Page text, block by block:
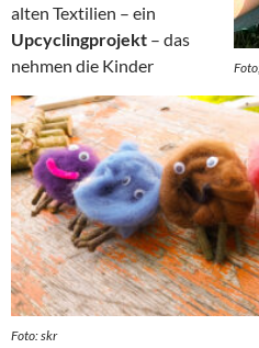
Foto: skr
alten Textilien – ein
Upcyclingprojekt – das
nehmen die Kinder